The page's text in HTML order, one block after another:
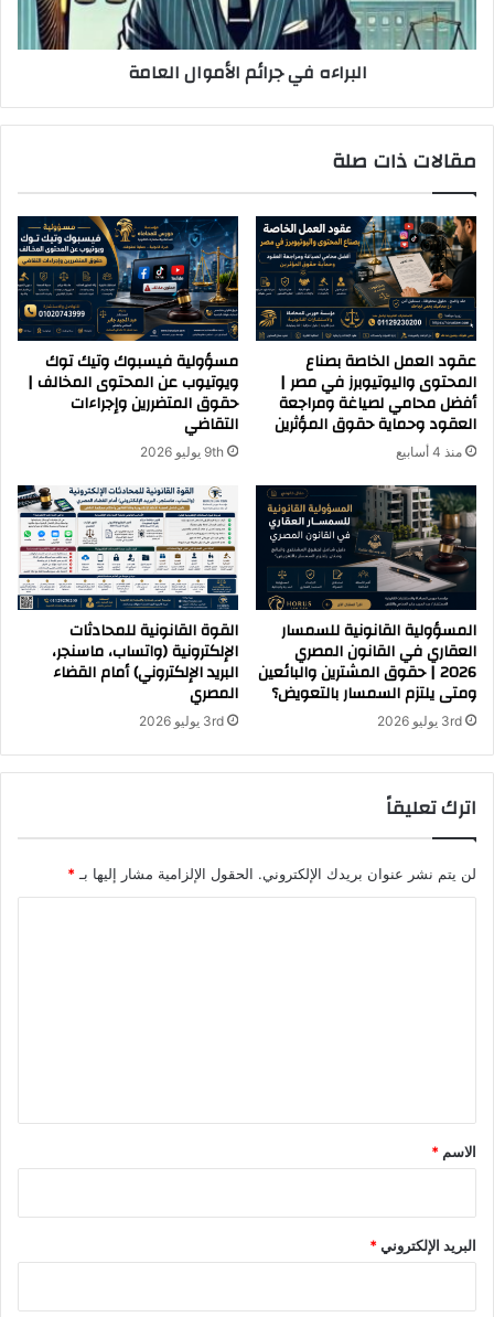
البراءه في جرائم الأموال العامة
مقالات ذات صلة
عقود العمل الخاصة بصناع
المحتوى واليوتيوبرز في مصر |
أفضل محامي لصياغة ومراجعة
العقود وحماية حقوق المؤثرين
منذ 4 أسابيع
مسؤولية فيسبوك وتيك توك
ويوتيوب عن المحتوى المخالف |
حقوق المتضررين وإجراءات
التقاضي
9th يوليو 2026
المسؤولية القانونية للسمسار
العقاري في القانون المصري
2026 | حقوق المشترين والبائعين
ومتى يلتزم السمسار بالتعويض؟
3rd يوليو 2026
القوة القانونية للمحادثات
الإلكترونية (واتساب، ماسنجر،
البريد الإلكتروني) أمام القضاء
المصري
3rd يوليو 2026
اترك تعليقاً
لن يتم نشر عنوان بريدك الإلكتروني. الحقول الإلزامية مشار إليها بـ *
*
الاسم *
البريد الإلكتروني*